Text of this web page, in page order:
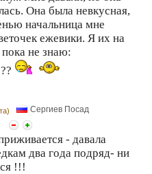
Она была невкусная,
начальница мне
ежевики. Я их на
не знаю:
Сергиев Посад
- давала
два года подряд- ни
!!!